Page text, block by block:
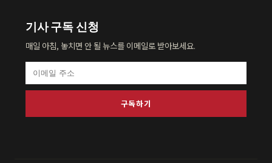
기사 구독 신청
매일 아침, 놓치면 안 될 뉴스를 이메일로 받아보세요.
구독하기